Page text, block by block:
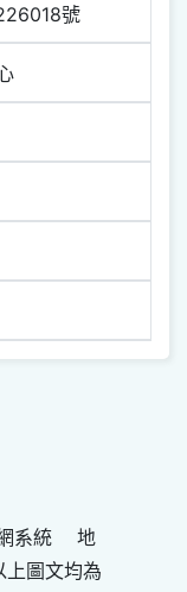
號
網系統 地
圖文均為